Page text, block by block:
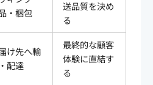
・梱包
送品質を決め
る
け先へ輸
配達
最終的な顧客
体験に直結す
る